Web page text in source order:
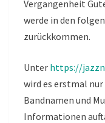
Vergangenheit
werde in den
zurückkommen.
Unter https://
wird es erstmal
Bandnamen und
Informationen